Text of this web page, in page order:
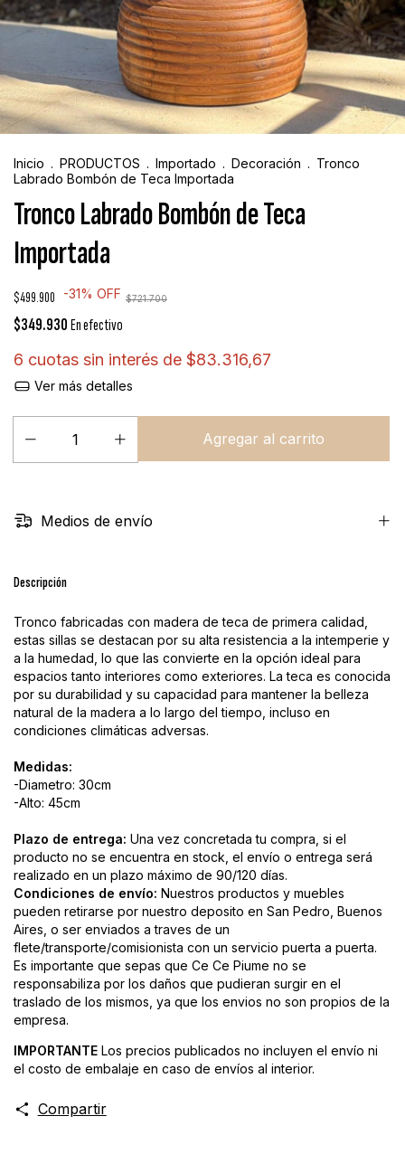
Inicio . PRODUCTOS . Importado . Decoración . Tronco
Labrado Bombón de Teca Importada
Tronco Labrado Bombón de Teca
Importada
$499.900 -31% OFF $721.700
$349.930En efectivo
6 cuotas sin interés de $83.316,67
Ver más detalles
Medios de envío
Descripción
Tronco fabricadas con madera de teca de primera calidad,
estas sillas se destacan por su alta resistencia a la intemperie y
a la humedad, lo que las convierte en la opción ideal para
espacios tanto interiores como exteriores. La teca es conocida
por su durabilidad y su capacidad para mantener la belleza
natural de la madera a lo largo del tiempo, incluso en
condiciones climáticas adversas.
Medidas:
-Diametro: 30cm
-Alto: 45cm
Plazo de entrega: Una vez concretada tu compra, si el
producto no se encuentra en stock, el envío o entrega será
realizado en un plazo máximo de 90/120 días.
Condiciones de envío: Nuestros productos y muebles
pueden retirarse por nuestro deposito en San Pedro, Buenos
Aires, o ser enviados a traves de un
flete/transporte/comisionista con un servicio puerta a puerta.
Es importante que sepas que Ce Ce Piume no se
responsabiliza por los daños que pudieran surgir en el
traslado de los mismos, ya que los envios no son propios de la
empresa.
IMPORTANTE Los precios publicados no incluyen el envío ni
el costo de embalaje en caso de envíos al interior.
Compartir